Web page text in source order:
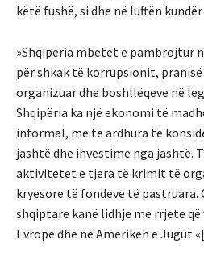
këtë fushë, si dhe në luftën
»Shqipëria mbetet e pambrojtur
për shkak të korrupsionit,
organizuar dhe boshllëqeve në
Shqipëria ka një ekonomi të
informal, me të ardhura të
jashtë dhe investime nga jashtë.
aktivitetet e tjera të krimit të
kryesore të fondeve të
shqiptare kanë lidhje me rrjete
Evropë dhe në Amerikën e